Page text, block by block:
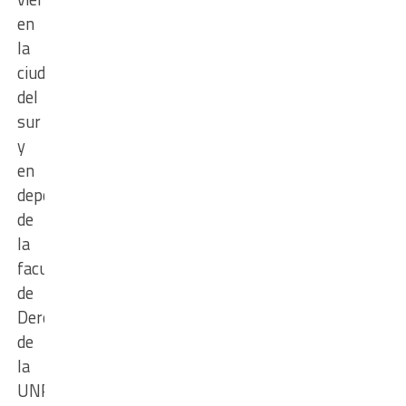
en
la
ciudad
del
sur
y
en
dependencias
de
la
facultad
de
Derecho
de
la
UNR.